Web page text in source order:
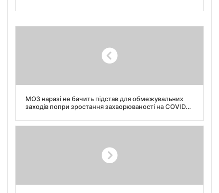
МОЗ наразі не бачить підстав для обмежувальних
заходів попри зростання захворюваності на COVID-